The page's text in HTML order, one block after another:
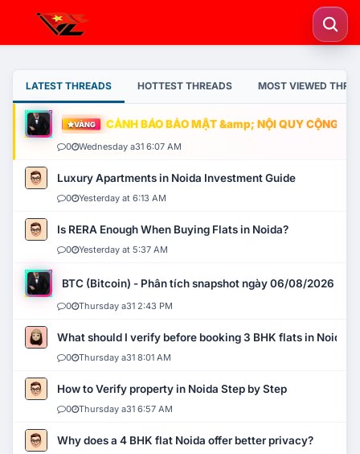
LATEST THREADS HOTTEST THREADS MOST VIEWED
VÀNG CẢNH BÁO BẢO MẬT &amp; NỘI QUY CỘNG
0 Wednesday a31 6:07 AM
Luxury Apartments in Noida Investment Guide
0 Yesterday at 6:13 AM
Is RERA Enough When Buying Flats in Noida?
0 Yesterday at 5:37 AM
BTC (Bitcoin) - Phân tích snapshot ngày 06/08/2026
0 Thursday a31 2:43 PM
What should I verify before booking 3 BHK flats in Noida?
0 Thursday a31 8:01 AM
How to Verify property in Noida Step by Step
0 Thursday a31 6:57 AM
Why does a 4 BHK flat Noida offer better privacy?